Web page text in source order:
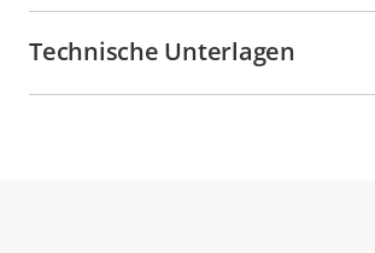
Technische Unterlagen